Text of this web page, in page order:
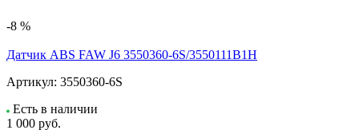
-8 %
Датчик ABS FAW J6 3550360-6S/3550111B1H
Артикул: 3550360-6S
Есть в наличии
1 000 руб.